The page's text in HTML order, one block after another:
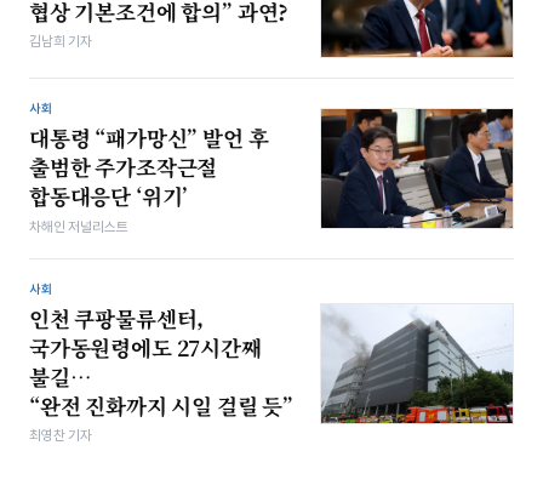
협상 기본조건에 합의” 과연?
김남희 기자
사회
대통령 “패가망신” 발언 후
출범한 주가조작근절
합동대응단 ‘위기’
차해인 저널리스트
사회
인천 쿠팡물류센터,
국가동원령에도 27시간째
불길…
“완전 진화까지 시일 걸릴 듯”
최영찬 기자